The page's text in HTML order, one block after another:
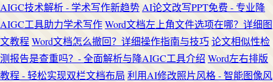
AIGC技术解析 - 学术写作新趋势 AI论文改写PPT免费 - 专业降
AIGC工具助力学术写作Word文档左上角文件选项在哪？详细图
文教程 Word文档怎么撤回？详细操作指南与技巧论文相似性检
测报告是查重吗？- 全面解析与降AIGC工具介绍 Word左右排版
教程 - 轻松实现双栏文档布局 利用AI修改照片风格 - 智能图像风